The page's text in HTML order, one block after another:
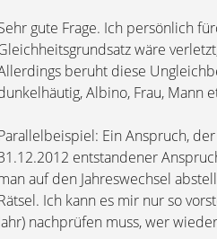
gute Frage. Ich persönlich
wäre
beruht diese
Albino, Frau, Mann
Ein Anspruch,
entstandener
auf den Jahreswechsel
Ich kann es mir nur so
nachprüfen muss, wer